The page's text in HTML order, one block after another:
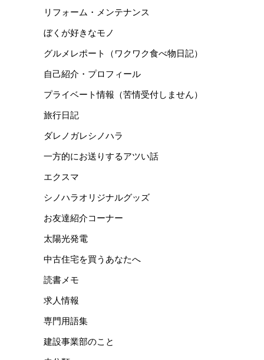
リフォーム・メンテナンス
ぼくが好きなモノ
グルメレポート（ワクワク食べ物日記）
自己紹介・プロフィール
プライベート情報（苦情受付しません）
旅行日記
ダレノガレシノハラ
一方的にお送りするアツい話
エクスマ
シノハラオリジナルグッズ
お友達紹介コーナー
太陽光発電
中古住宅を買うあなたへ
読書メモ
求人情報
専門用語集
建設事業部のこと